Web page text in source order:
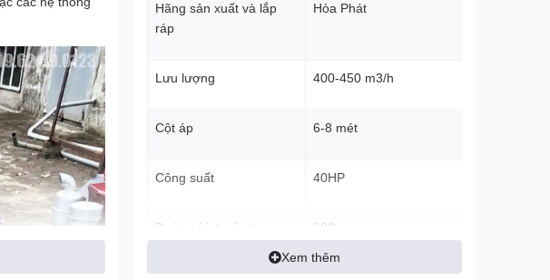
Hãng sản xuất và lắp
ráp
Hòa Phát
Lưu lượng 400-450 m3/h
Cột áp 6-8 mét
Công suất 40HP
Đường kính sên bơm 200 mm
Xem thêm